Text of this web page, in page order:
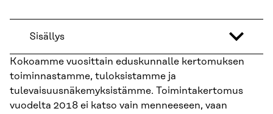
Sisällys
Kokoamme vuosittain eduskunnalle kertomuksen
toiminnastamme, tuloksistamme ja
tulevaisuusnäkemyksistämme. Toimintakertomus
vuodelta 2018 ei katso vain menneeseen, vaan